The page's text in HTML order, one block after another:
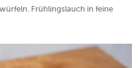
Frühlingslauch in feine